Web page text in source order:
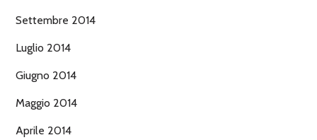
Settembre 2014
Luglio 2014
Giugno 2014
Maggio 2014
Aprile 2014